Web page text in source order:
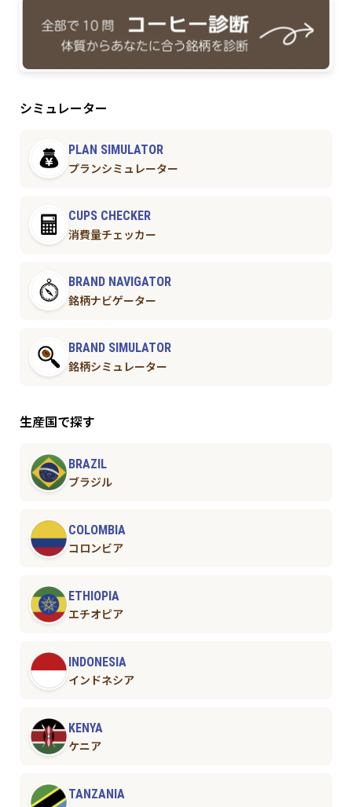
シミュレーター
PLAN SIMULATOR
プランシミュレーター
CUPS CHECKER
消費量チェッカー
BRAND NAVIGATOR
銘柄ナビゲーター
BRAND SIMULATOR
銘柄シミュレーター
生産国で探す
BRAZIL
ブラジル
COLOMBIA
コロンビア
ETHIOPIA
エチオピア
INDONESIA
インドネシア
KENYA
ケニア
TANZANIA